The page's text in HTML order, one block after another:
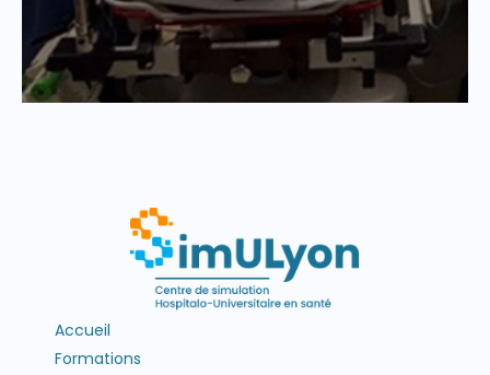
Accueil
Formations